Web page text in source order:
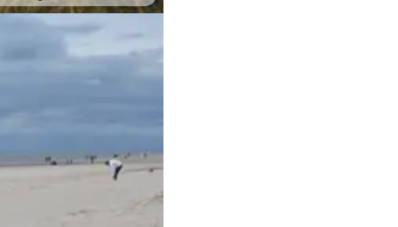
- én naturoplevelse ad